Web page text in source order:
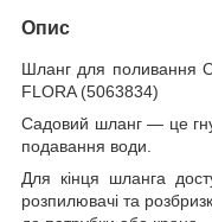
Опис
Шланг для поливання
FLORA (5063834)
Садовий шланг — це
подавання води.
Для кінця шланга
розпилювачі та